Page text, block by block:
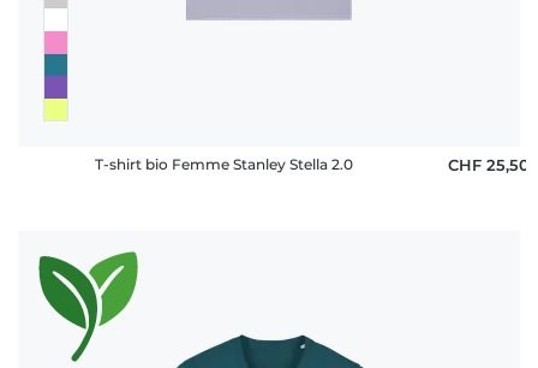
T-shirt bio Femme Stanley Stella 2.0 CHF 25,50